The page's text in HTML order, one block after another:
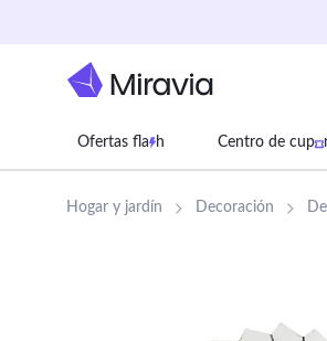
Ofertas fla h Centro de cup
Supermercado Juguetes
Hogar y jardín Decoración